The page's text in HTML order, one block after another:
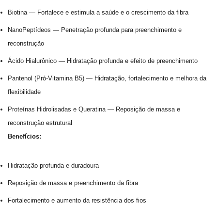
Biotina — Fortalece e estimula a saúde e o crescimento da fibra
NanoPeptídeos — Penetração profunda para preenchimento e
reconstrução
Ácido Hialurônico — Hidratação profunda e efeito de preenchimento
Pantenol (Pró-Vitamina B5) — Hidratação, fortalecimento e melhora da
flexibilidade
Proteínas Hidrolisadas e Queratina — Reposição de massa e
reconstrução estrutural
Benefícios:
Hidratação profunda e duradoura
Reposição de massa e preenchimento da fibra
Fortalecimento e aumento da resistência dos fios